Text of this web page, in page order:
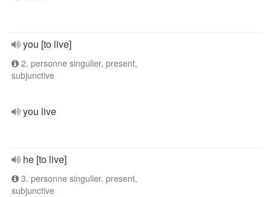
you [to live]
2. personne singulier, present,
subjunctive
you live
he [to live]
3. personne singulier, present,
subjunctive